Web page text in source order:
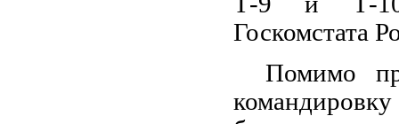
Госкомстата
Помимо